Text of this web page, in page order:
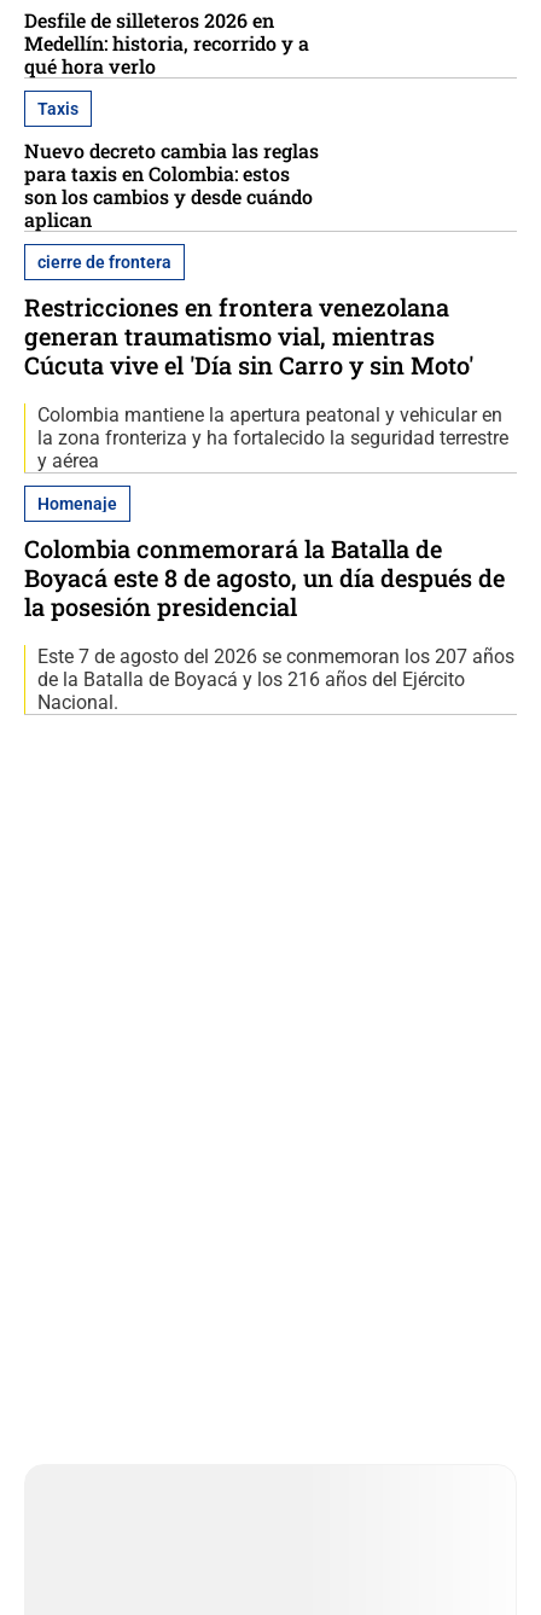
Desfile de silleteros 2026 en
Medellín: historia, recorrido y a
qué hora verlo
Taxis
Nuevo decreto cambia las reglas
para taxis en Colombia: estos
son los cambios y desde cuándo
aplican
cierre de frontera
Restricciones en frontera venezolana
generan traumatismo vial, mientras
Cúcuta vive el 'Día sin Carro y sin Moto'
Colombia mantiene la apertura peatonal y vehicular en
la zona fronteriza y ha fortalecido la seguridad terrestre
y aérea
Homenaje
Colombia conmemorará la Batalla de
Boyacá este 8 de agosto, un día después de
la posesión presidencial
Este 7 de agosto del 2026 se conmemoran los 207 años
de la Batalla de Boyacá y los 216 años del Ejército
Nacional.